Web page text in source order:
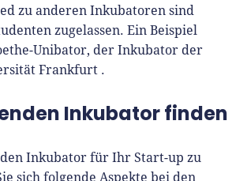
zu anderen Inkubatoren sind
zugelassen. Ein Beispiel
Unibator, der Inkubator der
Frankfurt .
Inkubator finden
Inkubator für Ihr Start-up zu
sich folgende Aspekte bei den